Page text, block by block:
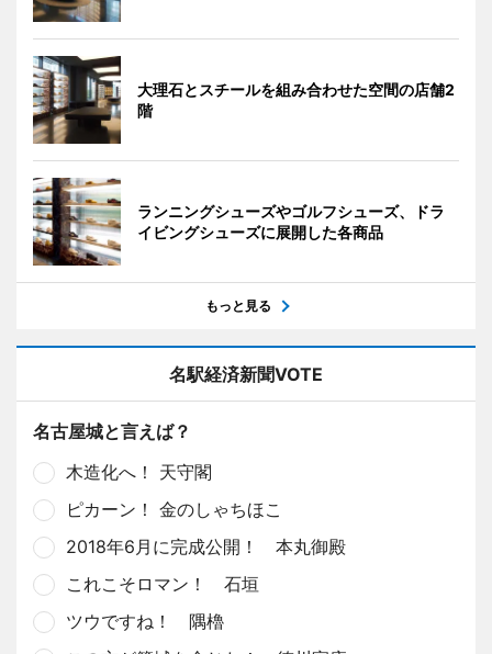
大理石とスチールを組み合わせた空間の店舗2
階
ランニングシューズやゴルフシューズ、ドラ
イビングシューズに展開した各商品
もっと見る
名駅経済新聞VOTE
名古屋城と言えば？
木造化へ！ 天守閣
ピカーン！ 金のしゃちほこ
2018年6月に完成公開！ 本丸御殿
これこそロマン！ 石垣
ツウですね！ 隅櫓